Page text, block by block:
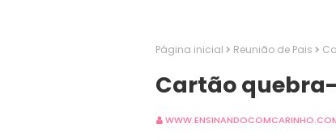
Página inicial Reunião de Pais
Cartão